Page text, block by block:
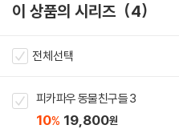
이 상품의 시리즈 4
전체선택
피카파우 동물친구들 3
10% 19,800원